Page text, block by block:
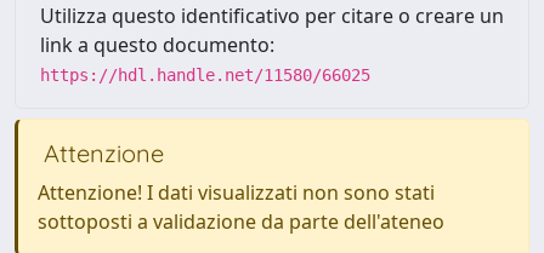
Utilizza questo identificativo per citare o creare un
link a questo documento:
https://hdl.handle.net/11580/66025
Attenzione
Attenzione! I dati visualizzati non sono stati
sottoposti a validazione da parte dell'ateneo